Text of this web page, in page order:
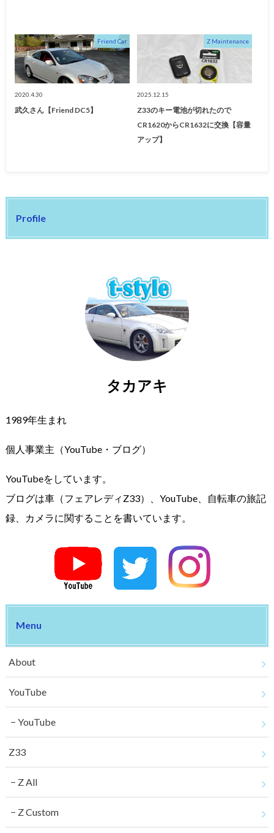
Friend Car
2020.4.30
武久さん【Friend DC5】
Z Maintenance
2025.12.15
Z33のキー電池が切れたので
CR1620からCR1632に交換【容量
アップ】
Profile
タカアキ
1989年生まれ
個人事業主（YouTube・ブログ）
YouTubeをしています。
ブログは車（フェアレディZ33）、YouTube、自転車の旅記
録、カメラに関することを書いています。
Menu
About
YouTube
YouTube
Z33
Z All
Z Custom